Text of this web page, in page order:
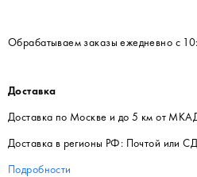
Обрабатываем заказы ежедневно с
Доставка
Доставка по Москве и до 5 км от
Доставка в регионы РФ: Почтой или
Подробности